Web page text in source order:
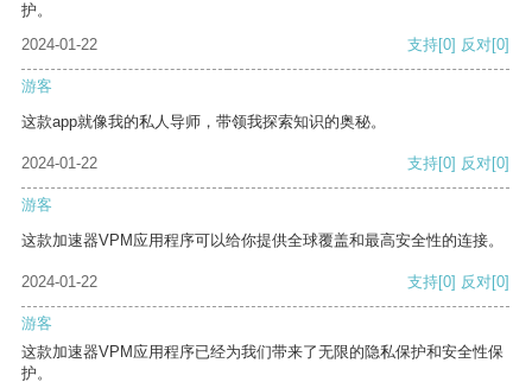
护。
2024-01-22
支持[0] 反对[0]
游客
这款app就像我的私人导师，带领我探索知识的奥秘。
2024-01-22 支持[0] 反对[0]
游客
这款加速器VPM应用程序可以给你提供全球覆盖和最高安全性的连接。
2024-01-22 支持[0] 反对[0]
游客
这款加速器VPM应用程序已经为我们带来了无限的隐私保护和安全性保
护。